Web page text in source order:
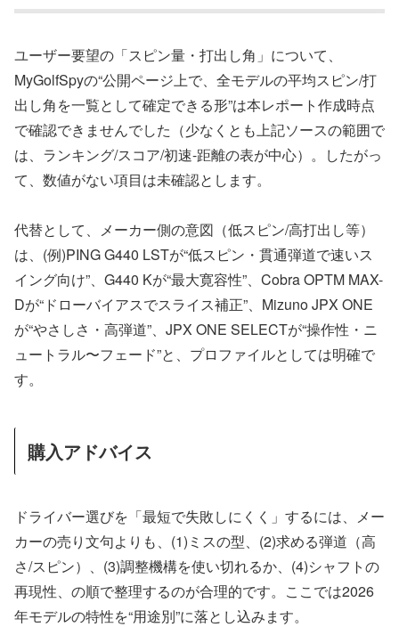
ユーザー要望の「スピン量・打出し角」について、
MyGolfSpyの“公開ページ上で、全モデルの平均スピン/打
出し角を一覧として確定できる形”は本レポート作成時点
で確認できませんでした（少なくとも上記ソースの範囲で
は、ランキング/スコア/初速-距離の表が中心）。したがっ
て、数値がない項目は未確認とします。
代替として、メーカー側の意図（低スピン/高打出し等）
は、(例)PING G440 LSTが“低スピン・貫通弾道で速いス
イング向け”、G440 Kが“最大寛容性”、Cobra OPTM MAX-
Dが“ドローバイアスでスライス補正”、Mizuno JPX ONE
が“やさしさ・高弾道”、JPX ONE SELECTが“操作性・ニ
ュートラル〜フェード”と、プロファイルとしては明確で
す。
購入アドバイス
ドライバー選びを「最短で失敗しにくく」するには、メー
カーの売り文句よりも、(1)ミスの型、(2)求める弾道（高
さ/スピン）、(3)調整機構を使い切れるか、(4)シャフトの
再現性、の順で整理するのが合理的です。ここでは2026
年モデルの特性を“用途別”に落とし込みます。